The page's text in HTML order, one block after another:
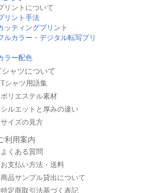
Tシャツ用語集
ポリエステル素材
シルエットと厚みの違い
サイズの見方
よくある質問
お支払い方法・送料
商品サンプル貸出について
特定商取引法基づく表記